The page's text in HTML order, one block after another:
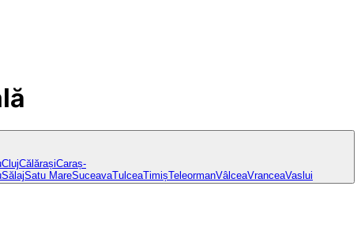
ClujCălărașiCaraș-
SălajSatu MareSuceavaTulceaTimișTeleormanVâlceaVranceaVaslui